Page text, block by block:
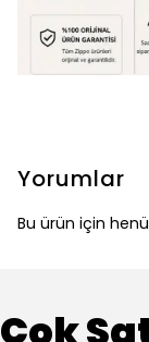
Yorumlar
Bu ürün için
Çok